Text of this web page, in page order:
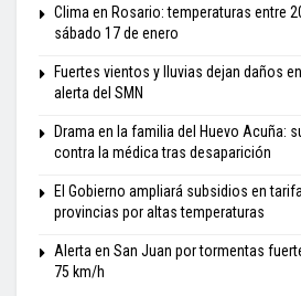
Clima en Rosario: temperaturas entre
sábado 17 de enero
Fuertes vientos y lluvias dejan daños
alerta del SMN
Drama en la familia del Huevo Acuña:
contra la médica tras desaparición
El Gobierno ampliará subsidios en
provincias por altas temperaturas
Alerta en San Juan por tormentas
75 km/h